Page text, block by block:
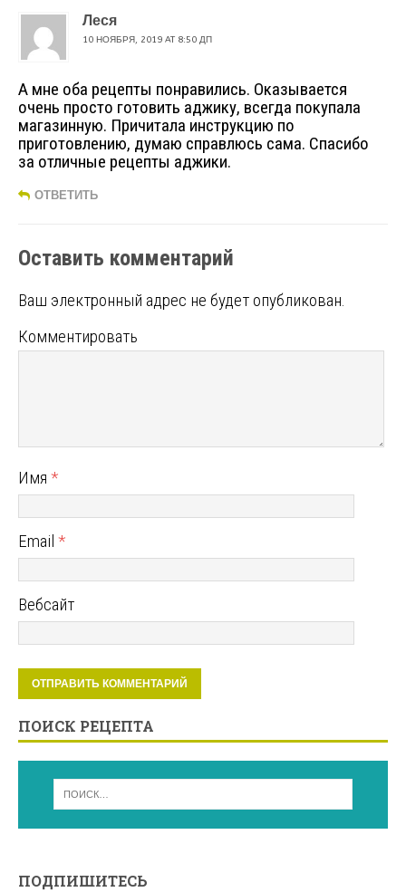
Леся
10 НОЯБРЯ, 2019 AT 8:50 ДП
А мне оба рецепты понравились. Оказывается
очень просто готовить аджику, всегда покупала
магазинную. Причитала инструкцию по
приготовлению, думаю справлюсь сама. Спасибо
за отличные рецепты аджики.
ОТВЕТИТЬ
Оставить комментарий
Ваш электронный адрес не будет опубликован.
Комментировать
Имя *
Email *
Вебсайт
ПОИСК РЕЦЕПТА
ПОДПИШИТЕСЬ